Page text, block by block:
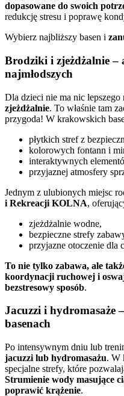
dopasowane do swoich
redukcję stresu i poprawę
Wybierz najbliższy basen i
Brodziki i zjeżdżalnie –
najmłodszych
Dla dzieci nie ma nic lepszego
zjeżdżalnie. To właśnie tam
przygoda! W krakowskich
płytkich stref z
kolorowych fontann i
interaktywnych
przyjaznej atmosfery
Jednym z ulubionych miejsc
i Rekreacji KOLNA,
zjeżdżalnie wodne,
bezpieczne strefy
przyjazne otoczenie dla
To nie tylko zabawa, ale
koordynacji ruchowej i
bezstresowy sposób.
Jacuzzi i hydromasaże
basenach
Po intensywnym dniu lub
jacuzzi lub hydromasażu. W
specjalne strefy, które
Strumienie wody masujące
poprawić krążenie.